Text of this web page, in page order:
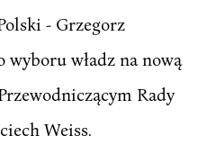
- Grzegorz
wyboru władz na nową
Rady
Weiss.